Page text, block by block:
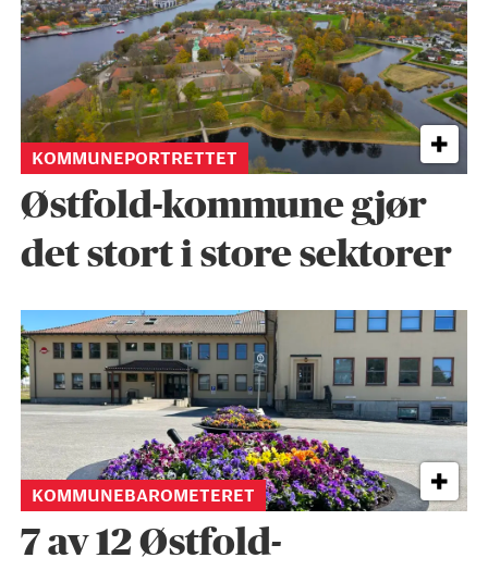
KOMMUNEPORTRETTET
Østfold-kommune gjør
det stort i store sektorer
KOMMUNEBAROMETERET
7 av 12 Østfold-